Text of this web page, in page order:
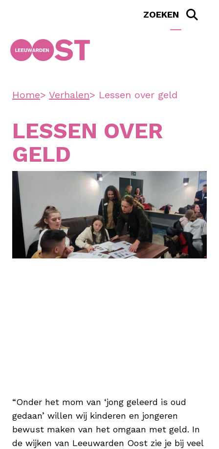
Home Verhalen Lessen over geld
LESSEN OVER
GELD
“Onder het mom van ‘jong geleerd is oud
gedaan’ willen wij kinderen en jongeren
bewust maken van het omgaan met geld. In
de wijken van Leeuwarden Oost zie je bij veel